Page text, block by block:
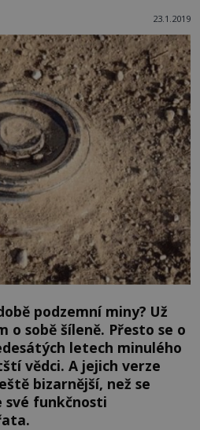
23.1.2019
podzemní miny? Už
o sobě šíleně. Přesto se o
letech minulého
vědci. A jejich verze
bizarnější, než se
své funkčnosti